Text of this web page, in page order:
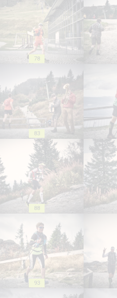
78
83
88
93